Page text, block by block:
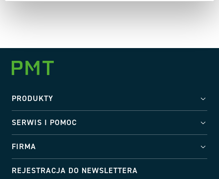
PRODUKTY
SERWIS I POMOC
FIRMA
REJESTRACJA DO NEWSLETTERA